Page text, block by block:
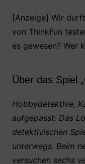
c
e
b
o
k
itt
er
at
s
A
p
[Anzeige] Wir
von ThinkFun
es gewesen? Wer
Über das Spiel
Hobbydetektive,
aufgepasst: Das
detektivischen
unterwegs. Beim
versuchen sechs